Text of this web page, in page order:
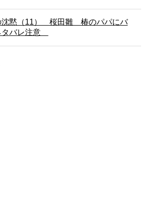
沈黙（11） 桜田雛 椿のパパにバ
バレ注意